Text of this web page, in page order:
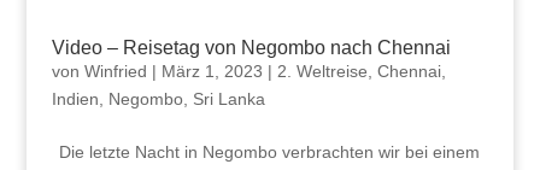
Video – Reisetag von Negombo nach Chennai
von Winfried | März 1, 2023 | 2. Weltreise Chennai,
Indien
Negombo, Sri Lanka
Die letzte Nacht in Negombo verbrachten wir bei einem